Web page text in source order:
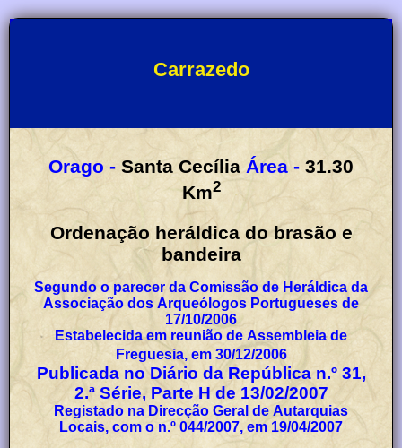
Carrazedo
Orago - Santa Cecília Área - 31.30
Km2
Ordenação heráldica do brasão e
bandeira
Segundo o parecer da Comissão de Heráldica da
Associação dos Arqueólogos Portugueses de
17/10/2006
Estabelecida em reunião de Assembleia de
Freguesia, em 30/12/2006
Publicada no Diário da República n.º 31,
2.ª Série, Parte H de 13/02/2007
Registado na Direcção Geral de Autarquias
Locais, com o n.º 044/2007, em 19/04/2007